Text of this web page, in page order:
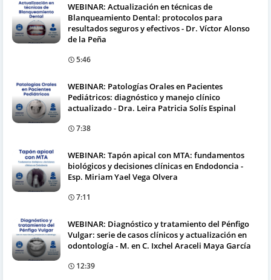
WEBINAR: Actualización en técnicas de
Blanqueamiento Dental: protocolos para
resultados seguros y efectivos - Dr. Víctor Alonso
de la Peña
5:46
WEBINAR: Patologías Orales en Pacientes
Pediátricos: diagnóstico y manejo clínico
actualizado - Dra. Leira Patricia Solís Espinal
7:38
WEBINAR: Tapón apical con MTA: fundamentos
biológicos y decisiones clínicas en Endodoncia -
Esp. Miriam Yael Vega Olvera
7:11
WEBINAR: Diagnóstico y tratamiento del Pénfigo
Vulgar: serie de casos clínicos y actualización en
odontología - M. en C. Ixchel Araceli Maya García
12:39